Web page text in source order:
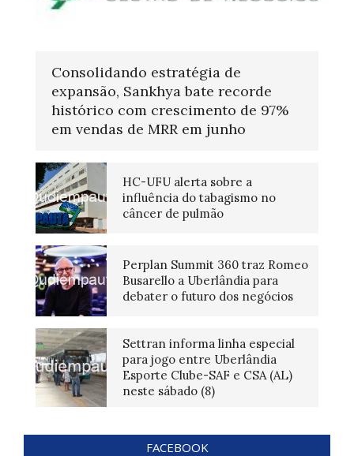
Consolidando estratégia de
expansão, Sankhya bate recorde
histórico com crescimento de 97%
em vendas de MRR em junho
HC-UFU alerta sobre a
influência do tabagismo no
câncer de pulmão
Perplan Summit 360 traz Romeo
Busarello a Uberlândia para
debater o futuro dos negócios
Settran informa linha especial
para jogo entre Uberlândia
Esporte Clube-SAF e CSA (AL)
neste sábado (8)
FACEBOOK